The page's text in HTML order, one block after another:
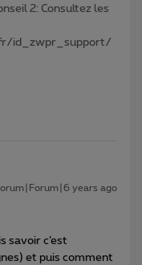
2: Consultez les
id_zwpr_support/
years ago
savoir c’est
et puis comment